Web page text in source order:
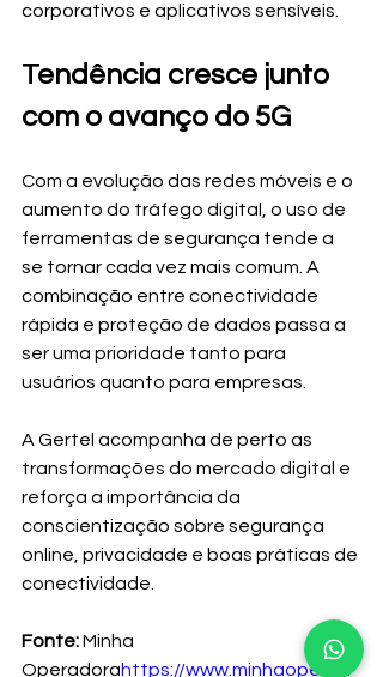
corporativos e aplicativos sensíveis.
Tendência cresce junto
com o avanço do 5G
Com a evolução das redes móveis e o
aumento do tráfego digital, o uso de
ferramentas de segurança tende a
se tornar cada vez mais comum. A
combinação entre conectividade
rápida e proteção de dados passa a
ser uma prioridade tanto para
usuários quanto para empresas.
A Gertel acompanha de perto as
transformações do mercado digital e
reforça a importância da
conscientização sobre segurança
online, privacidade e boas práticas de
conectividade.
Fonte: Minha
Operadorahttps://www.minhaoperad